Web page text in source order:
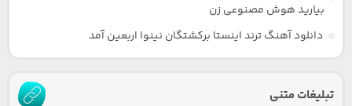
بیارید هوش مصنوعی زن
دانلود آهنگ ترند اینستا برکشتگان نینوا اربعین آمد
تبلیغات متنی